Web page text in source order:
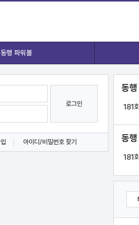
동행 파워볼
로그인
아이디/비밀번호 찾기
동
181
동
181